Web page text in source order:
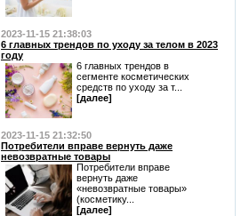
2023-11-15 21:38:03
6 главных трендов по уходу за телом в 2023
году
6 главных трендов в
сегменте косметических
средств по уходу за т...
[далее]
2023-11-15 21:32:50
Потребители вправе вернуть даже
невозвратные товары
Потребители вправе
вернуть даже
«невозвратные товары»
(косметику...
[далее]